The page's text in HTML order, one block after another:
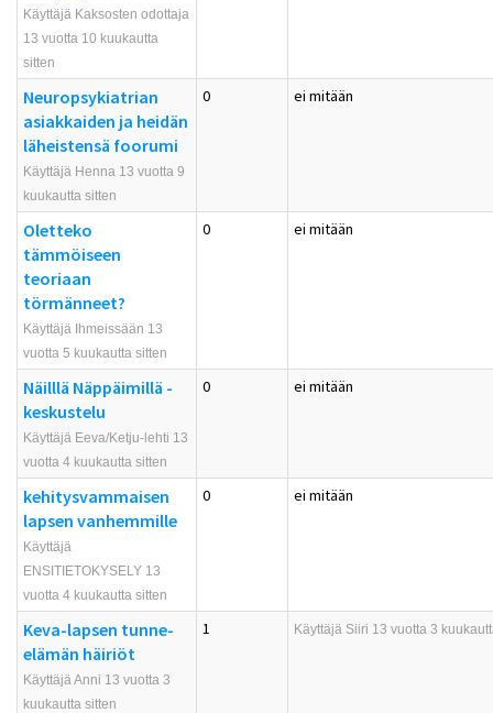
Käyttäjä Kaksosten odottaja
13 vuotta 10 kuukautta
sitten
Neuropsykiatrian
asiakkaiden ja heidän
läheistensä foorumi
Käyttäjä Henna 13 vuotta 9
kuukautta sitten
0 ei mitään
Oletteko
tämmöiseen
teoriaan
törmänneet?
Käyttäjä Ihmeissään 13
vuotta 5 kuukautta sitten
0 ei mitään
Näilllä Näppäimillä -
keskustelu
Käyttäjä Eeva/Ketju-lehti 13
vuotta 4 kuukautta sitten
0 ei mitään
kehitysvammaisen
lapsen vanhemmille
Käyttäjä
ENSITIETOKYSELY 13
vuotta 4 kuukautta sitten
0 ei mitään
Keva-lapsen tunne-
elämän häiriöt
Käyttäjä Anni 13 vuotta 3
kuukautta sitten
1 Käyttäjä Siiri 13 vuotta 3